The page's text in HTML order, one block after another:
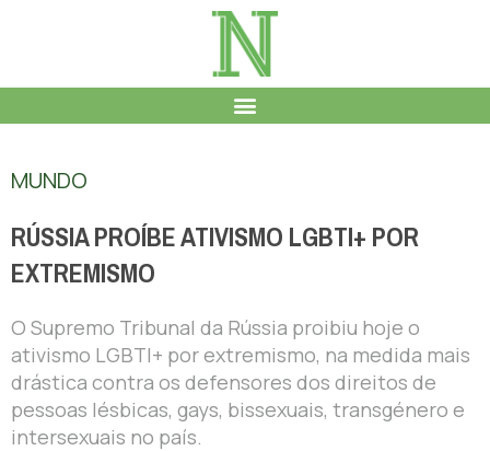
MUNDO
RÚSSIA PROÍBE ATIVISMO LGBTI+ POR
EXTREMISMO
O Supremo Tribunal da Rússia proibiu hoje o
ativismo LGBTI+ por extremismo, na medida mais
drástica contra os defensores dos direitos de
pessoas lésbicas, gays, bissexuais, transgénero e
intersexuais no país.